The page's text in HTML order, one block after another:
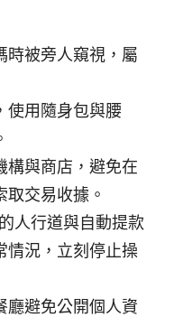
時被旁人窺視，屬
使用隨身包與腰
構與商店，避免在
交易收據。
人行道與自動提款
情況，立刻停止操
廳避免公開個人資